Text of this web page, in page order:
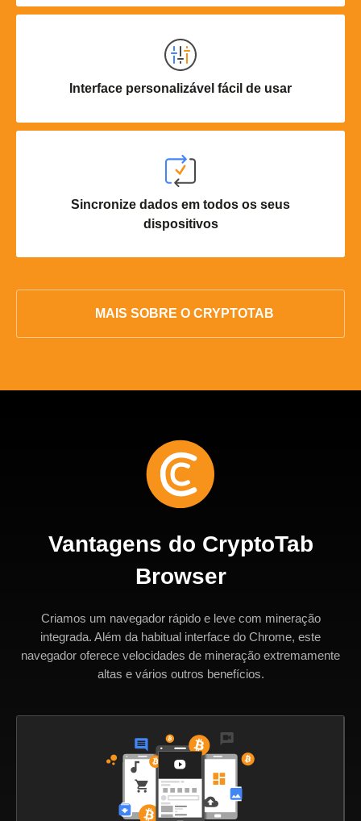
Interface personalizável fácil de usar
Sincronize dados em todos os seus
dispositivos
MAIS SOBRE O CRYPTOTAB
Vantagens do CryptoTab
Browser
Criamos um navegador rápido e leve com mineração
integrada. Além da habitual interface do Chrome, este
navegador oferece velocidades de mineração extremamente
altas e vários outros benefícios.